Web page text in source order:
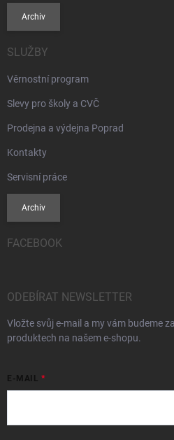
Archiv
SLUŽBY
Věrnostní program
Slevy pro školy a CVČ
Prodejna a výdejna Poprad
Kontakty
Servisní práce
Archiv
FACEBOOK
ODEBÍRAT NEWSLETTER
Vložte svůj e-mail a my vám budeme
produktech na našem e-shopu.
E-MAIL